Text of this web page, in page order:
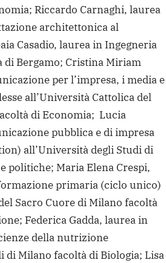
Riccardo Carnaghi, laurea
architettonica al
Casadio, laurea in Ingegneria
di Bergamo; Cristina Miriam
per l’impresa, i media e
all’Università Cattolica del
di Economia; Lucia
pubblica e di impresa
all’Università degli Studi di
politiche; Maria Elena Crespi,
primaria (ciclo unico)
Sacro Cuore di Milano facoltà
Federica Gadda, laurea in
della nutrizione
di Milano facoltà di Biologia; Lisa